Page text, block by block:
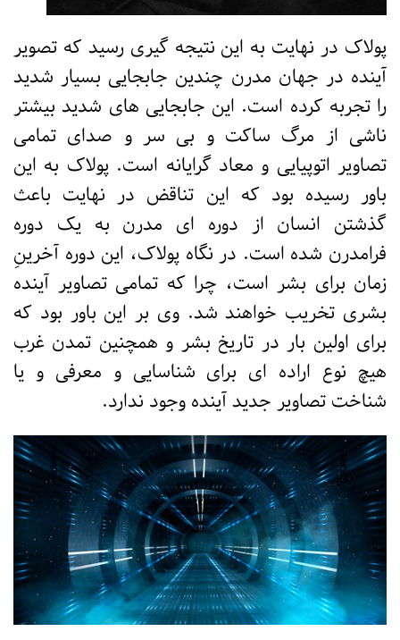
پولاک در نهایت به این نتیجه گیری رسید که تصویر
آینده در جهان مدرن چندین جابجایی بسیار شدید
را تجربه کرده است. این جابجایی های شدید بیشتر
ناشی از مرگ ساکت و بی سر و صدای تمامی
تصاویر اتوپیایی و معاد گرایانه است. پولاک به این
باور رسیده بود که این تناقض در نهایت باعث
گذشتن انسان از دوره ای مدرن به یک دوره
فرامدرن شده است. در نگاه پولاک، این دوره آخرینِ
زمان برای بشر است، چرا که تمامی تصاویر آینده
بشری تخریب خواهند شد. وی بر این باور بود که
برای اولین بار در تاریخ بشر و همچنین تمدن غرب
هیچ نوع اراده ای برای شناسایی و معرفی و یا
شناخت تصاویر جدید آینده وجود ندارد.